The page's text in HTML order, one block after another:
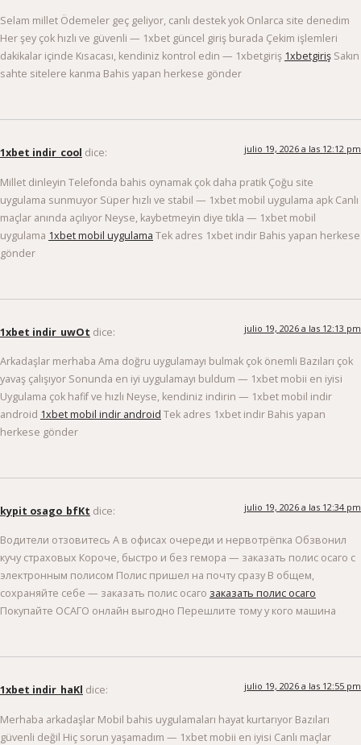
Selam millet Ödemeler geç geliyor, canlı destek yok Onlarca site denedim
Her şey çok hızlı ve güvenli — 1xbet güncel giriş burada Çekim işlemleri
dakikalar içinde Kısacası, kendiniz kontrol edin — 1xbetgiriş 1xbetgiriş Sakın
sahte sitelere kanma Bahis yapan herkese gönder
1xbet indir_cool dice: julio 19, 2026 a las 12:12 pm
Millet dinleyin Telefonda bahis oynamak çok daha pratik Çoğu site
uygulama sunmuyor Süper hızlı ve stabil — 1xbet mobil uygulama apk Canlı
maçlar anında açılıyor Neyse, kaybetmeyin diye tıkla — 1xbet mobil
uygulama 1xbet mobil uygulama Tek adres 1xbet indir Bahis yapan herkese
gönder
1xbet indir_uwOt dice: julio 19, 2026 a las 12:13 pm
Arkadaşlar merhaba Ama doğru uygulamayı bulmak çok önemli Bazıları çok
yavaş çalışıyor Sonunda en iyi uygulamayı buldum — 1xbet mobii en iyisi
Uygulama çok hafif ve hızlı Neyse, kendiniz indirin — 1xbet mobil indir
android 1xbet mobil indir android Tek adres 1xbet indir Bahis yapan
herkese gönder
kypit osago_bfKt dice: julio 19, 2026 a las 12:34 pm
Водители отзовитесь А в офисах очереди и нервотрёпка Обзвонил
кучу страховых Короче, быстро и без гемора — заказать полис осаго с
электронным полисом Полис пришел на почту сразу В общем,
сохраняйте себе — заказать полис осаго заказать полис осаго
Покупайте ОСАГО онлайн выгодно Перешлите тому у кого машина
1xbet indir_haKl dice: julio 19, 2026 a las 12:55 pm
Merhaba arkadaşlar Mobil bahis uygulamaları hayat kurtarıyor Bazıları
güvenli değil Hiç sorun yaşamadım — 1xbet mobii en iyisi Canlı maçlar